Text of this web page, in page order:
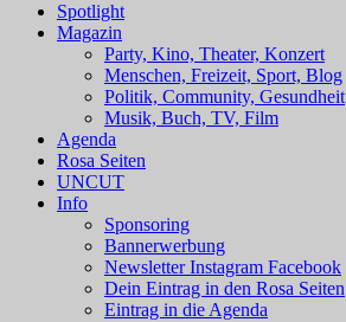
Spotlight
Magazin
Party, Kino, Theater, Konzert
Menschen, Freizeit, Sport, Blog
Politik, Community, Gesundheit
Musik, Buch, TV, Film
Agenda
Rosa Seiten
UNCUT
Info
Sponsoring
Bannerwerbung
Newsletter Instagram Facebook
Dein Eintrag in den Rosa Seiten
Eintrag in die Agenda